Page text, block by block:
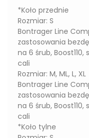
*Koło przednie
Rozmiar: S
Bontrager Line
zastosowania
na 6 śrub,
cali
Rozmiar: M, ML, L, XL
Bontrager Line
zastosowania
na 6 śrub,
cali
*Koło tylne